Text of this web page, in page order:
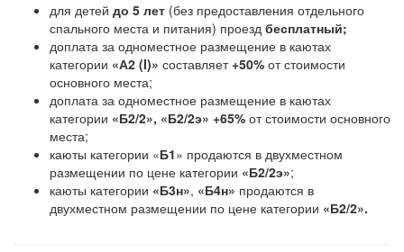
для детей до 5 лет (без предоставления отдельного
спального места и питания) проезд бесплатный;
доплата за одноместное размещение в каютах
категории «А2 (I)» составляет+50% от стоимости
основного места;
доплата за одноместное размещение в каютах
категории «Б2/2», «Б2/2э» +65% от стоимости основного
места;
каюты категории «Б1» продаются в двухместном
размещении по цене категории «Б2/2э»;
каюты категории «Б3н», «Б4н» продаются в
двухместном размещении по цене категории «Б2/2».